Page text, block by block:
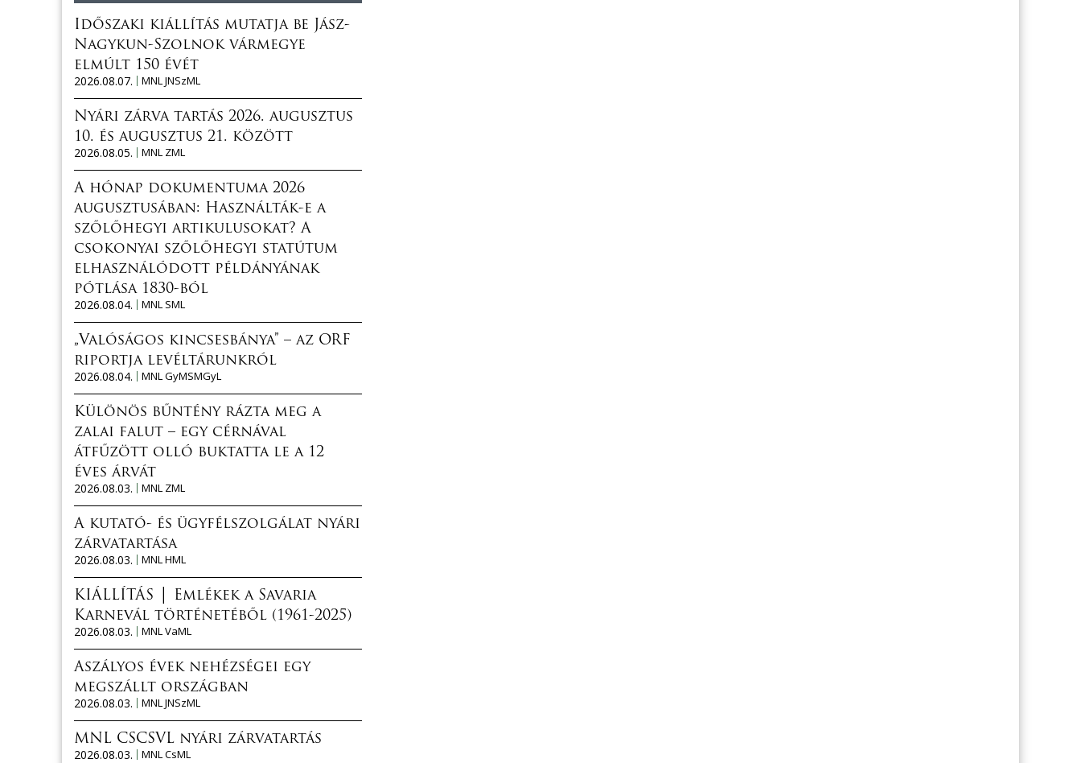
Időszaki kiállítás mutatja be Jász-
Nagykun-Szolnok vármegye
elmúlt 150 évét
2026.08.07.
MNL JNSzML
Nyári zárva tartás 2026. augusztus
10. és augusztus 21. között
2026.08.05.
MNL ZML
A hónap dokumentuma 2026
augusztusában: Használták-e a
szőlőhegyi artikulusokat? A
csokonyai szőlőhegyi statútum
elhasználódott példányának
pótlása 1830-ból
2026.08.04.
MNL SML
„Valóságos kincsesbánya” – az ORF
riportja levéltárunkról
2026.08.04.
MNL GyMSMGyL
Különös bűntény rázta meg a
zalai falut – egy cérnával
átfűzött olló buktatta le a 12
éves árvát
2026.08.03.
MNL ZML
A kutató- és ügyfélszolgálat nyári
zárvatartása
2026.08.03.
MNL HML
KIÁLLÍTÁS │ Emlékek a Savaria
Karnevál történetéből (1961-2025)
2026.08.03.
MNL VaML
Aszályos évek nehézségei egy
megszállt országban
2026.08.03.
MNL JNSzML
MNL CSCSVL nyári zárvatartás
2026.08.03.
MNL CsML